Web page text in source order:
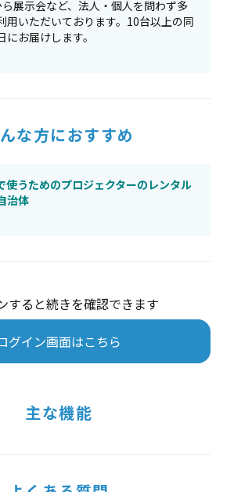
展示会など、法人・個人を問わず多
用いただいております。10台以上の同
お届けします。
な方におすすめ
使うためのプロジェクターのレンタル
治体
すると続きを確認できます
グイン画面はこちら
主な機能